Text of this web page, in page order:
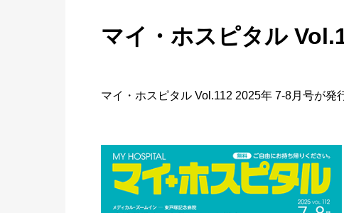
マイ・ホスピタル
マイ・ホスピタル Vol.112 2025年 7-8月号が発